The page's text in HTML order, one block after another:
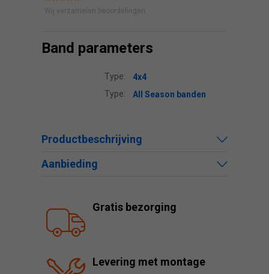
Wij verzamelen beoordelingen.
Band parameters
Type:
4x4
Type:
All Season banden
Productbeschrijving
Aanbieding
Gratis bezorging
Levering met montage